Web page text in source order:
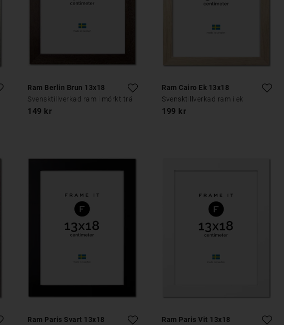
Ram Berlin Brun 13x18
Svensktillverkad ram i mörkt trä
149 kr
Ram Cairo Ek 13x18
Svensktillverkad ram i ek
199 kr
Ram Paris Svart 13x18
Ram Paris Vit 13x18